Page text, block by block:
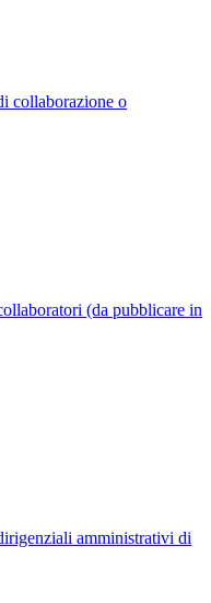
collaborazione o
(da pubblicare in
amministrativi di